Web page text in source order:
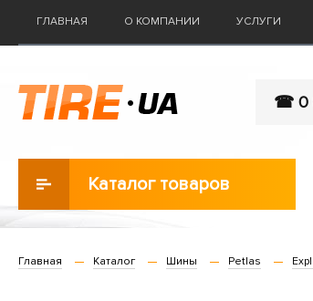
ГЛАВНАЯ О КОМПАНИИ УСЛУГИ
☎ 0
Каталог товаров
Главная Каталог Шины Petlas